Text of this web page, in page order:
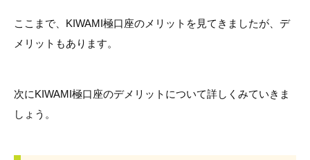
ここまで、KIWAMI極口座のメリットを見てきましたが、デ
メリットもあります。
次にKIWAMI極口座のデメリットについて詳しくみていきま
しょう。